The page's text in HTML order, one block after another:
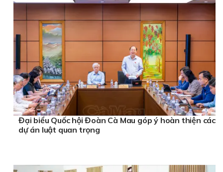
Đại biểu Quốc hội Đoàn Cà Mau góp ý hoàn thiện các
dự án luật quan trọng